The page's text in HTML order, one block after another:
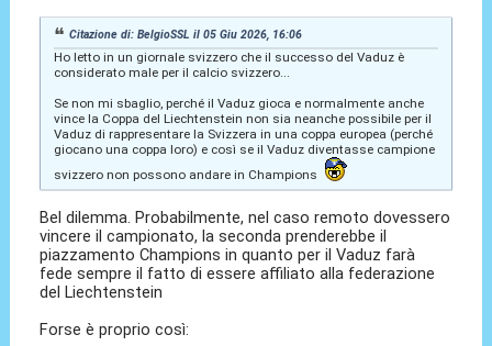
Citazione di: BelgioSSL il 05 Giu 2026, 16:06
Ho letto in un giornale svizzero che il successo del Vaduz è
considerato male per il calcio svizzero...
Se non mi sbaglio, perché il Vaduz gioca e normalmente anche
vince la Coppa del Liechtenstein non sia neanche possibile per il
Vaduz di rappresentare la Svizzera in una coppa europea (perché
giocano una coppa loro) e così se il Vaduz diventasse campione
svizzero non possono andare in Champions
Bel dilemma. Probabilmente, nel caso remoto dovessero
vincere il campionato, la seconda prenderebbe il
piazzamento Champions in quanto per il Vaduz farà
fede sempre il fatto di essere affiliato alla federazione
del Liechtenstein
Forse è proprio così: